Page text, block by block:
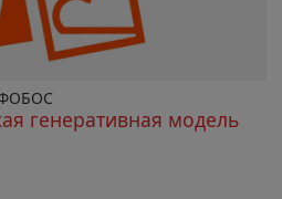
ФОБОС
генеративная модель